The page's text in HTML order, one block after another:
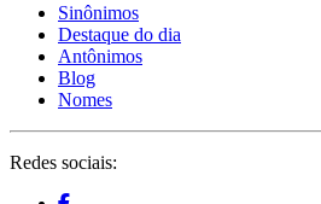
Sinônimos
Destaque do dia
Antônimos
Blog
Nomes
Redes sociais: